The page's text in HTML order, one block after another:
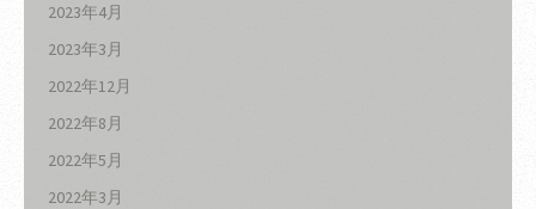
2023年4月
2023年3月
2022年12月
2022年8月
2022年5月
2022年3月